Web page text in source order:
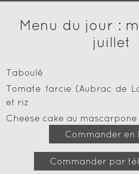
Menu du jour :
juillet
Taboulé
Tomate farcie (Aubrac de
et riz
Cheese cake au
Commander en
Commander par